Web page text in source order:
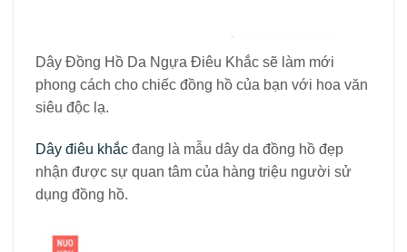
Dây Đồng Hồ Da Ngựa Điêu Khắc sẽ làm mới
phong cách cho chiếc đồng hồ của bạn với hoa văn
siêu độc lạ.
Dây điêu khắc đang là mẫu dây da đồng hồ đẹp
nhận được sự quan tâm của hàng triệu người sử
dụng đồng hồ.